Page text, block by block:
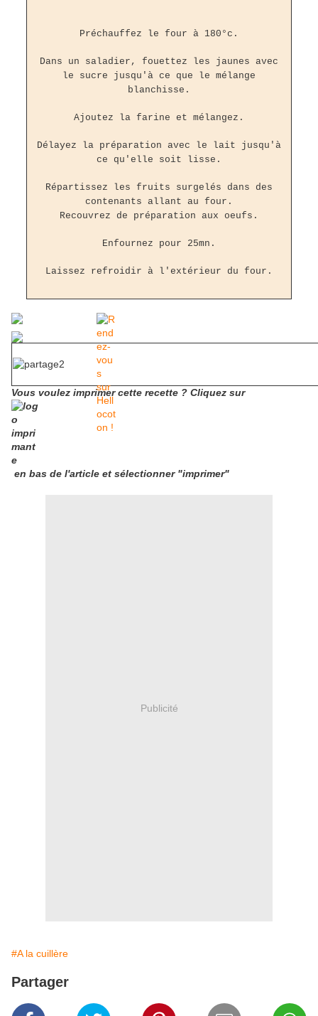
Préchauffez le four à 180°c.
Dans un saladier, fouettez les jaunes avec
le sucre jusqu'à ce que le mélange
blanchisse.
Ajoutez la farine et mélangez.
Délayez la préparation avec le lait jusqu'à
ce qu'elle soit lisse.
Répartissez les fruits surgelés dans des
contenants allant au four.
Recouvrez de préparation aux oeufs.
Enfournez pour 25mn.
Laissez refroidir à l'extérieur du four.
Vous voulez imprimer cette recette ? Cliquez sur
en bas de l'article et sélectionner "imprimer"
Publicité
#A la cuillère
Partager